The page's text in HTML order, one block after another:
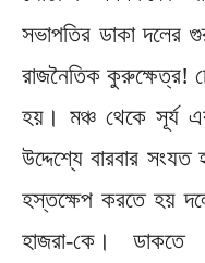
সভাপতির ডাকা দলের
রাজনৈতিক কুরুক্ষেত্র!
হয়। মঞ্চ থেকে সূর্য
উদ্দেশ্যে বারবার
হস্তক্ষেপ করতে হয়
হাজরা-কে। ডাকতে